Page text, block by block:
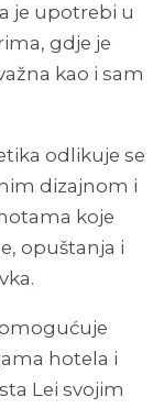
je upotrebi u
gdje je
kao i sam
odlikuje se
dizajnom i
koje
opuštanja i
hotela i
Lei svojim